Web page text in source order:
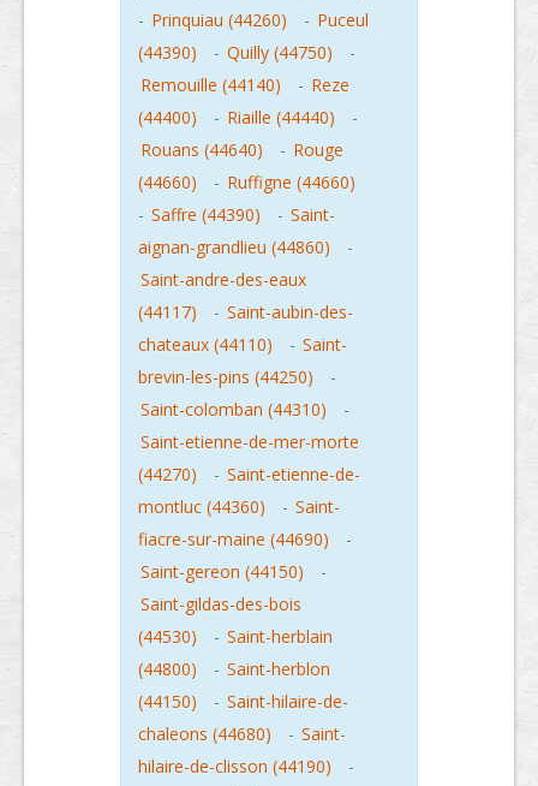
- Prinquiau (44260) - Puceul
(44390)
- Quilly (44750)
-
Remouille (44140)
- Reze
(44400)
- Riaille (44440)
-
Rouans (44640)
- Rouge
(44660)
- Ruffigne (44660)
- Saffre (44390) - Saint-
aignan-grandlieu (44860)
-
Saint-andre-des-eaux
(44117)
- Saint-aubin-des-
chateaux (44110)
- Saint-
brevin-les-pins (44250)
-
Saint-colomban (44310)
-
Saint-etienne-de-mer-morte
(44270)
- Saint-etienne-de-
montluc (44360)
- Saint-
fiacre-sur-maine (44690)
-
Saint-gereon (44150)
-
Saint-gildas-des-bois
(44530)
- Saint-herblain
(44800)
- Saint-herblon
(44150)
- Saint-hilaire-de-
chaleons (44680)
- Saint-
hilaire-de-clisson (44190)
-